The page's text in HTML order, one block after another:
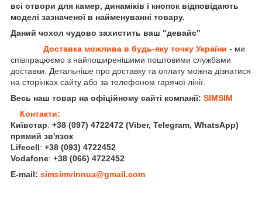
всі отвори для камер, динаміків і кнопок відповідають
моделі зазначеної в найменуванні товару.
Даний чохол чудово захистить ваш "девайс"
Доставка можлива в будь-яку точку України - ми
співпрацюємо з найпоширенішими поштовими службами
доставки. Детальніше про доставку та оплату можна дізнатися
на сторінках сайту або за телефоном гарячої лінії.
Весь наш товар на офіційному сайті компанії: SIMSIM
Контакти:
Київстар: +38 (097) 4722472 (Viber, Telegram, WhatsApp)
прямий зв'язок
Lifecell: +38 (093) 4722452
Vodafone: +38 (066) 4722452
E-mail: simsimvinnua@gmail.com